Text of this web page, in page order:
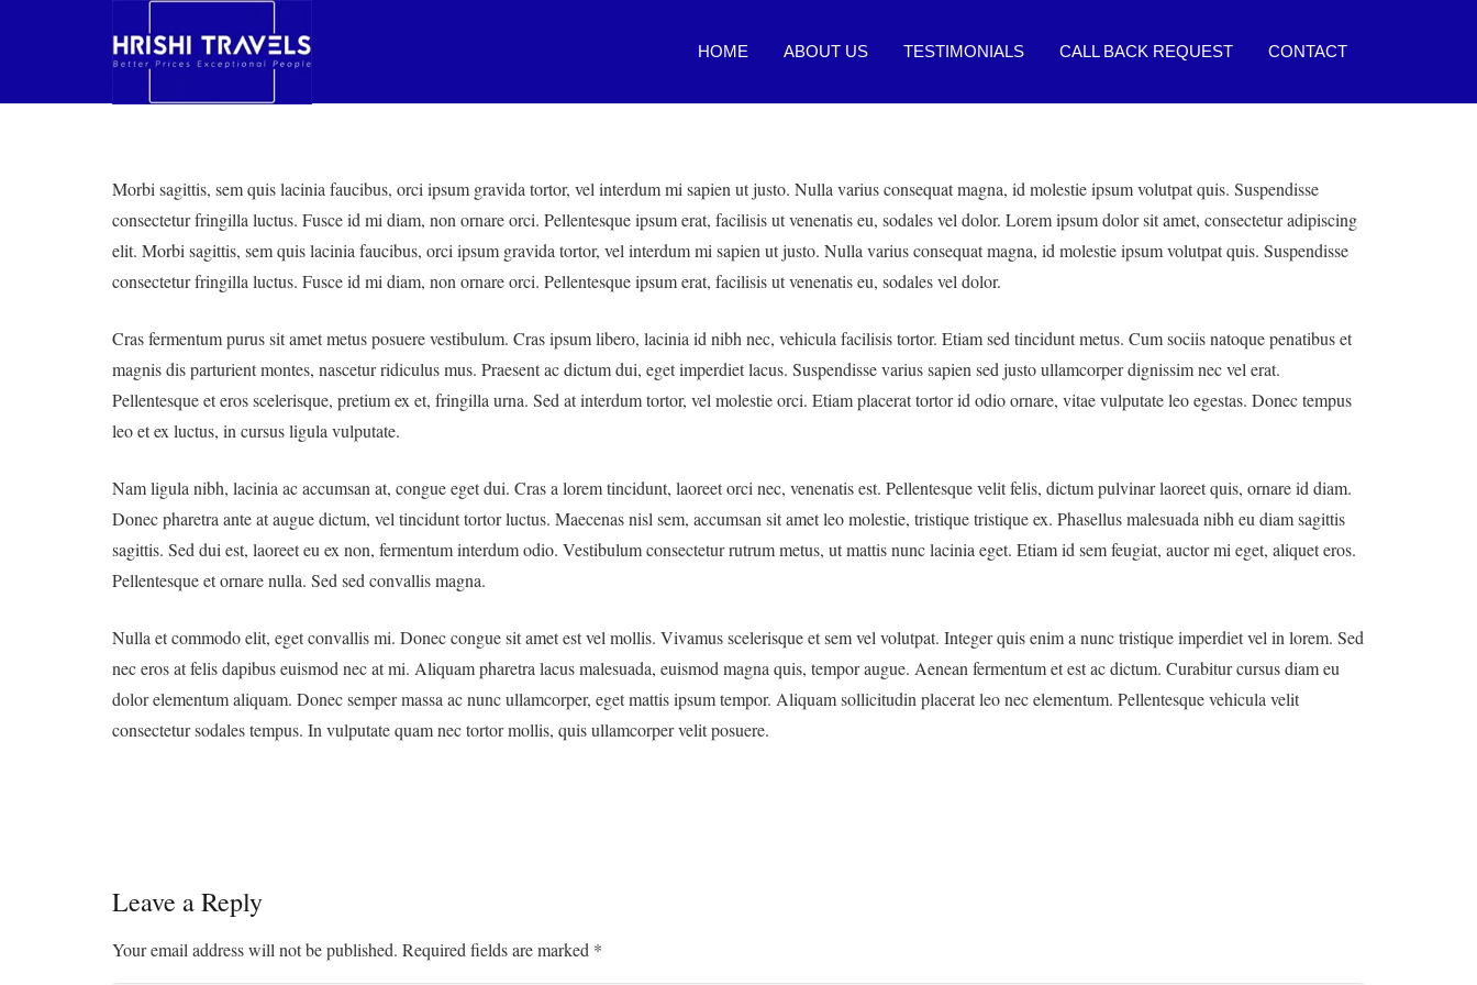
HOME ABOUT US TESTIMONIALS CALL BACK REQUEST CONTACT
Morbi sagittis, sem quis lacinia faucibus, orci ipsum gravida tortor, vel interdum mi sapien ut justo. Nulla varius consequat magna, id molestie ipsum volutpat quis. Suspendisse
consectetur fringilla luctus. Fusce id mi diam, non ornare orci. Pellentesque ipsum erat, facilisis ut venenatis eu, sodales vel dolor. Lorem ipsum dolor sit amet, consectetur adipiscing
elit. Morbi sagittis, sem quis lacinia faucibus, orci ipsum gravida tortor, vel interdum mi sapien ut justo. Nulla varius consequat magna, id molestie ipsum volutpat quis. Suspendisse
consectetur fringilla luctus. Fusce id mi diam, non ornare orci. Pellentesque ipsum erat, facilisis ut venenatis eu, sodales vel dolor.
Cras fermentum purus sit amet metus posuere vestibulum. Cras ipsum libero, lacinia id nibh nec, vehicula facilisis tortor. Etiam sed tincidunt metus. Cum sociis natoque penatibus et
magnis dis parturient montes, nascetur ridiculus mus. Praesent ac dictum dui, eget imperdiet lacus. Suspendisse varius sapien sed justo ullamcorper dignissim nec vel erat.
Pellentesque et eros scelerisque, pretium ex et, fringilla urna. Sed at interdum tortor, vel molestie orci. Etiam placerat tortor id odio ornare, vitae vulputate leo egestas. Donec tempus
leo et ex luctus, in cursus ligula vulputate.
Nam ligula nibh, lacinia ac accumsan at, congue eget dui. Cras a lorem tincidunt, laoreet orci nec, venenatis est. Pellentesque velit felis, dictum pulvinar laoreet quis, ornare id diam.
Donec pharetra ante at augue dictum, vel tincidunt tortor luctus. Maecenas nisl sem, accumsan sit amet leo molestie, tristique tristique ex. Phasellus malesuada nibh eu diam sagittis
sagittis. Sed dui est, laoreet eu ex non, fermentum interdum odio. Vestibulum consectetur rutrum metus, ut mattis nunc lacinia eget. Etiam id sem feugiat, auctor mi eget, aliquet eros.
Pellentesque et ornare nulla. Sed sed convallis magna.
Nulla et commodo elit, eget convallis mi. Donec congue sit amet est vel mollis. Vivamus scelerisque et sem vel volutpat. Integer quis enim a nunc tristique imperdiet vel in lorem. Sed
nec eros at felis dapibus euismod nec at mi. Aliquam pharetra lacus malesuada, euismod magna quis, tempor augue. Aenean fermentum et est ac dictum. Curabitur cursus diam eu
dolor elementum aliquam. Donec semper massa ac nunc ullamcorper, eget mattis ipsum tempor. Aliquam sollicitudin placerat leo nec elementum. Pellentesque vehicula velit
consectetur sodales tempus. In vulputate quam nec tortor mollis, quis ullamcorper velit posuere.
Leave a Reply
Your email address will not be published. Required fields are marked *